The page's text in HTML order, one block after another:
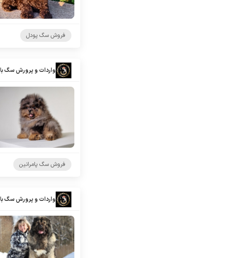
فروش سگ پودل
واردات و پرورش سگ
فروش سگ پامرانین
واردات و پرورش سگ